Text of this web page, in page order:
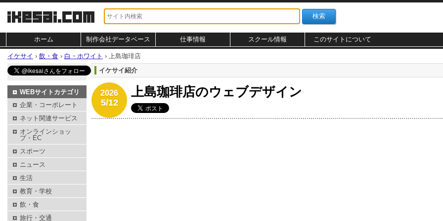
ホーム 制作会社データベース 仕事情報 スクール情報 このサイトについて
イケサイ › 飲・食 › 白・ホワイト › 上島珈琲店
イケサイ紹介
2026
5/12
上島珈琲店のウェブデザイン
WEBサイトカテゴリ
企業・コーポレート
ネット関連サービス
オンラインショッ
プ・EC
スポーツ
ニュース
生活
教育・学校
飲・食
旅行・交通